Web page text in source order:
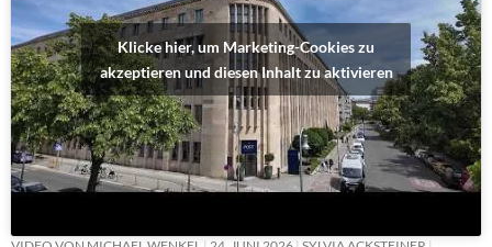
Klicke hier, um Marketing-Cookies zu
akzeptieren und diesen Inhalt zu aktivieren